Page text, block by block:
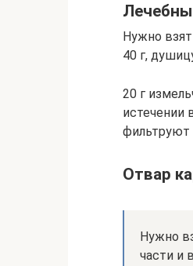
Нужно
40 г,
20 г
истечении
фильтруют
Отвар
Нужно
части и